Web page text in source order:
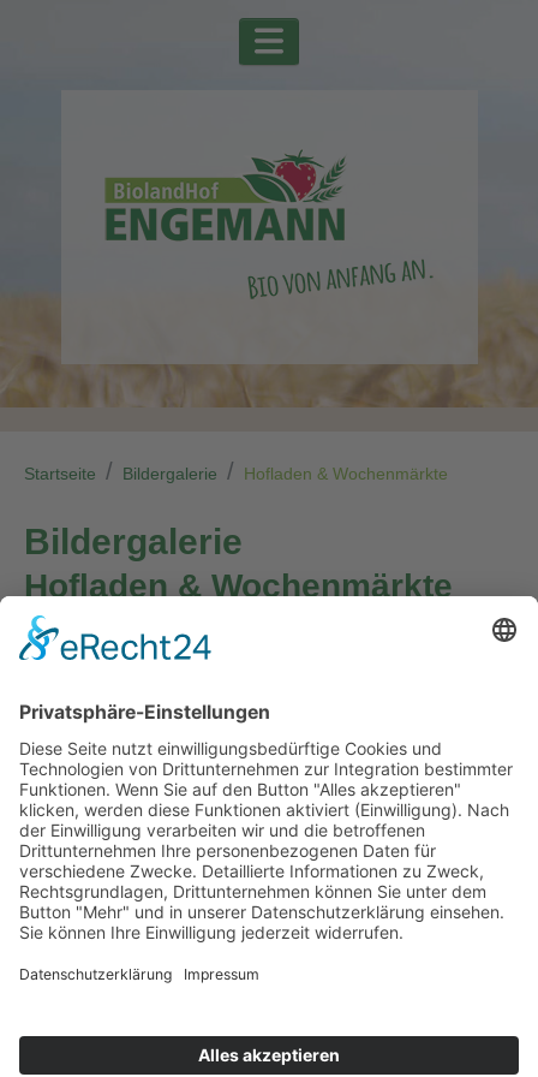
Startseite Bildergalerie Hofladen & Wochenmärkte
Bildergalerie
Hofladen & Wochenmärkte